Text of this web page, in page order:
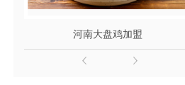
河南大盘鸡加盟